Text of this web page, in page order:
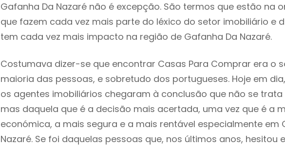
Gafanha Da Nazaré não é excepção. São termos que estão na
que fazem cada vez mais parte do léxico do setor imobiliário e
tem cada vez mais impacto na região de Gafanha Da Nazaré.
Costumava dizer-se que encontrar Casas Para Comprar era o
maioria das pessoas, e sobretudo dos portugueses. Hoje em
os agentes imobiliários chegaram à conclusão que não se
mas daquela que é a decisão mais acertada, uma vez que é a
económica, a mais segura e a mais rentável especialmente em
Nazaré. Se foi daquelas pessoas que, nos últimos anos, hesitou